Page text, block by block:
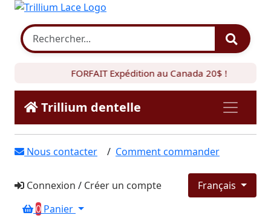
FORFAIT Expédition au Canada 20$ !
Trillium dentelle
Nous contacter / Comment commander
Connexion / Créer un compte
Français
0 Panier